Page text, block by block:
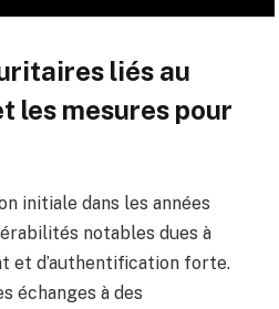
liés au
les mesures pour
initiale dans les années
notables dues à
et d’authentification forte.
échanges à des